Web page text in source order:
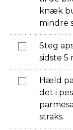
knæk
mindre
Steg
sidste 5
Hæld
det i
straks.